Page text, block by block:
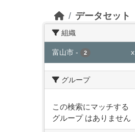
データセット
組織
富山市 - 2 x
グループ
この検索にマッチする
グループ はありません